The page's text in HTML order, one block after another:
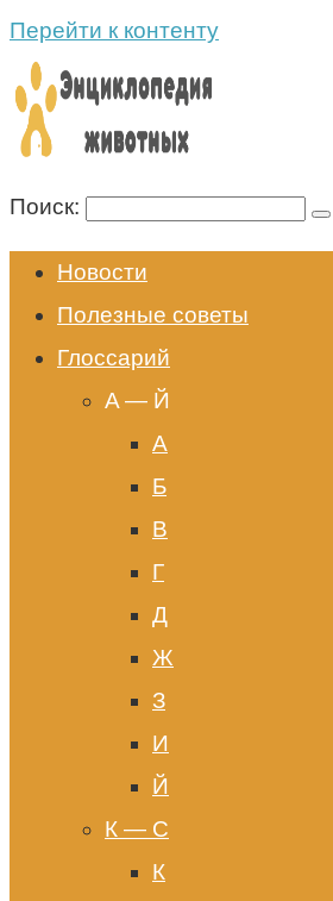
Перейти к контенту
Поиск:
Новости
Полезные советы
Глоссарий
A — Й
А
Б
В
Г
Д
Ж
З
И
Й
К — С
К